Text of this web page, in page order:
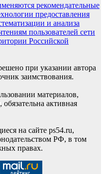
рекомендательные
предоставления
и анализа
пользователей сети
Российской
при указании автора
заимствования.
материалов,
активная
на сайте ps54.ru,
РФ, в том
правах.